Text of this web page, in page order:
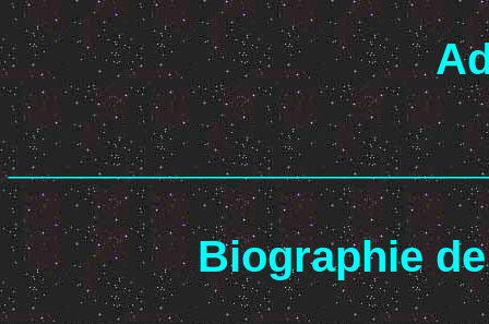
Biographie